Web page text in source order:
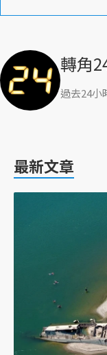
轉角
過去24小
最新文章